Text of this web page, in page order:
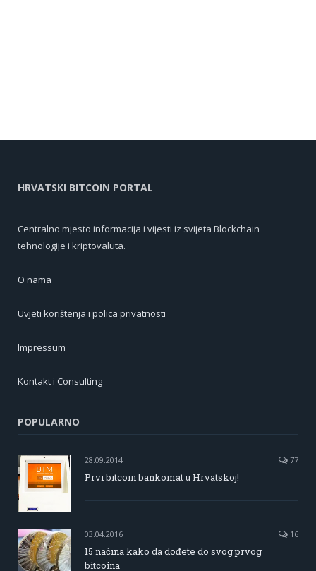
HRVATSKI BITCOIN PORTAL
Centralno mjesto informacija i vijesti iz svijeta Blockchain
tehnologije i kriptovaluta.
O nama
Uvjeti korištenja i polica privatnosti
Impressum
Kontakt i Consulting
POPULARNO
28.09.2014 77
Prvi bitcoin bankomat u Hrvatskoj!
03.04.2016 16
15 načina kako da dođete do svog prvog
bitcoina